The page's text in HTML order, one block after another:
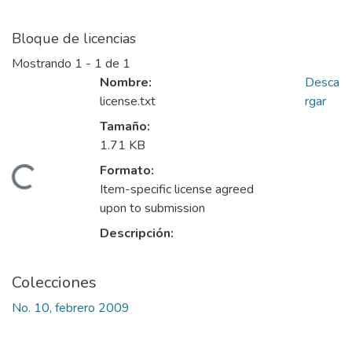
Bloque de licencias
Mostrando 1 - 1 de 1
Cargando...
Nombre:
license.txt
Tamaño:
1.71 KB
Formato:
Item-specific license agreed
upon to submission
Descripción:
Desca
rgar
Colecciones
No. 10, febrero 2009